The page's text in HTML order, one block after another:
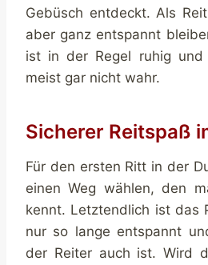
Gebüsch entdeckt. Als
aber ganz entspannt
ist in der Regel ruhig und
meist gar nicht wahr.
Sicherer Reitspaß
Für den ersten Ritt in der
einen Weg wählen, den
kennt. Letztendlich ist das
nur so lange entspannt
der Reiter auch ist. Wird